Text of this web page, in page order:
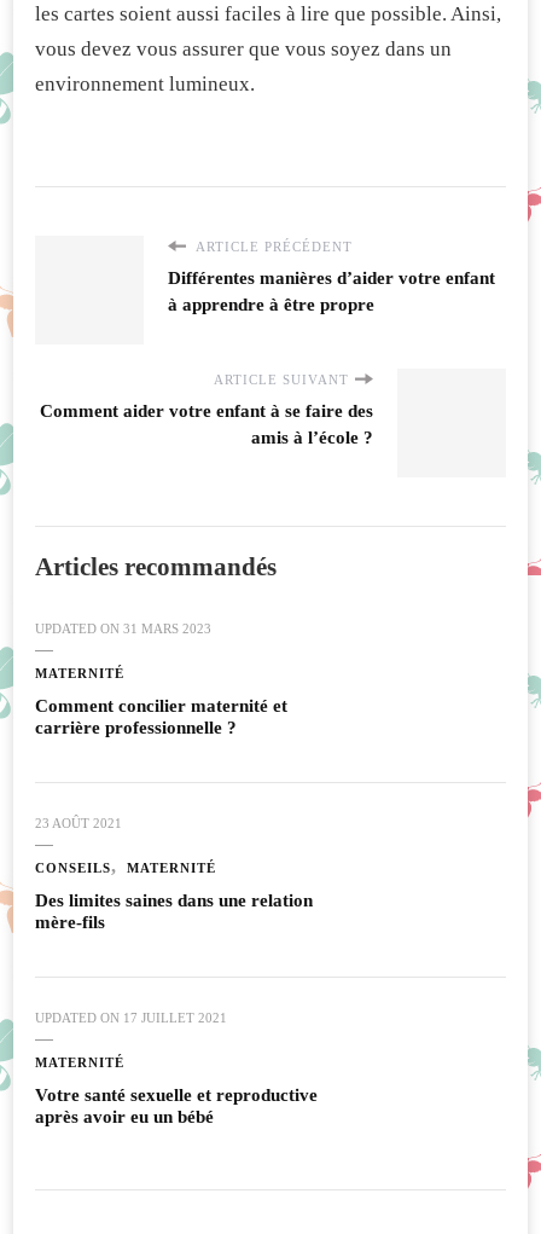
les cartes soient aussi faciles à lire que possible. Ainsi,
vous devez vous assurer que vous soyez dans un
environnement lumineux.
ARTICLE PRÉCÉDENT
Différentes manières d’aider votre enfant
à apprendre à être propre
ARTICLE SUIVANT
Comment aider votre enfant à se faire des
amis à l’école ?
Articles recommandés
UPDATED ON 31 MARS 2023
MATERNITÉ
Comment concilier maternité et
carrière professionnelle ?
23 AOÛT 2021
CONSEILS MATERNITÉ
Des limites saines dans une relation
mère-fils
UPDATED ON 17 JUILLET 2021
MATERNITÉ
Votre santé sexuelle et reproductive
après avoir eu un bébé